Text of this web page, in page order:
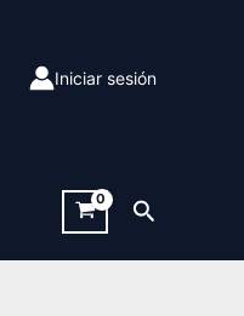
Iniciar sesión
Buscar